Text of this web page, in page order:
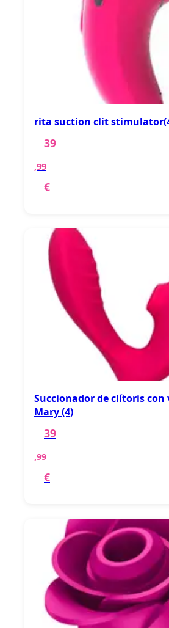
rita suction clit
39
,99
€
Succionador de clítoris con
Mary (4)
39
,99
€